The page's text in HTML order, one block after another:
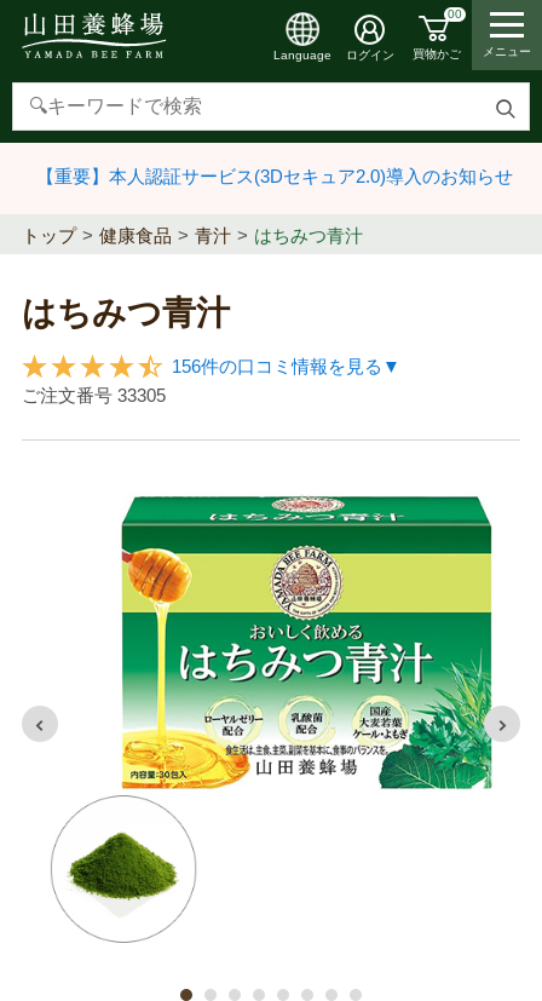
検
す
Language ログイン
00
買物かご メニュー
【重要】本人認証サービス(3Dセキュア2.0)導入のお知らせ
トップ 健康食品 青汁 はちみつ青汁
はちみつ青汁
156件の口コミ情報を見る▼
ご注文番号 33305